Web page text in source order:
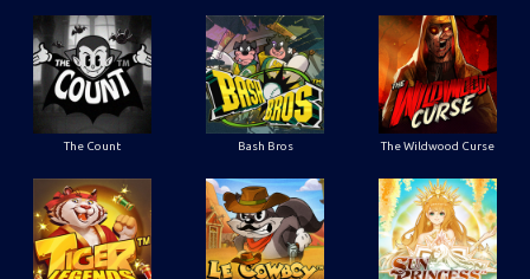
The Count Bash Bros The Wildwood Curse